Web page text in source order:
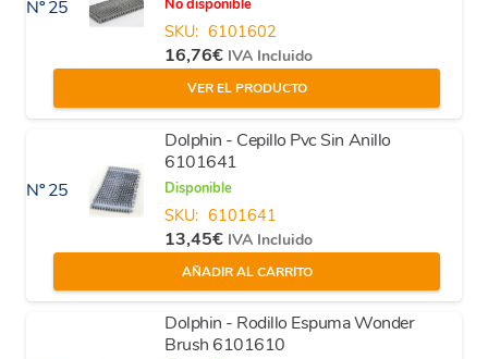
Nº 25 No disponible
SKU: 6101602
16,76€ IVA Incluido
VER EL PRODUCTO
Nº 25
Dolphin - Cepillo Pvc Sin Anillo
6101641
Disponible
SKU: 6101641
13,45€ IVA Incluido
AÑADIR AL CARRITO
Dolphin - Rodillo Espuma Wonder
Brush 6101610